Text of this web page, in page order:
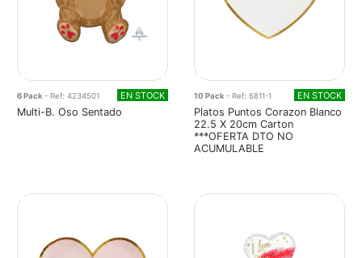
6 Pack - Ref: 4234501 EN STOCK
Multi-B. Oso Sentado
10 Pack - Ref: 6811-1 EN STOCK
Platos Puntos Corazon Blanco
22.5 X 20cm Carton
***OFERTA DTO NO
ACUMULABLE